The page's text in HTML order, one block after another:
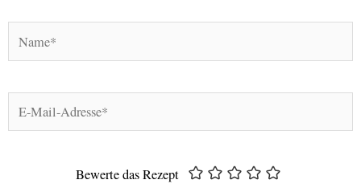
Name*
E-
Mail-
Bewerte das Rezept